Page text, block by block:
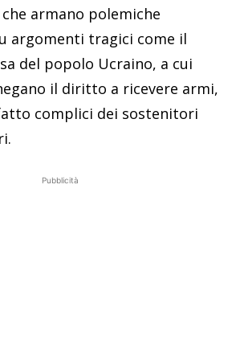
armano polemiche
argomenti tragici come il
del popolo Ucraino, a cui
il diritto a ricevere armi,
complici dei sostenitori
Pubblicità